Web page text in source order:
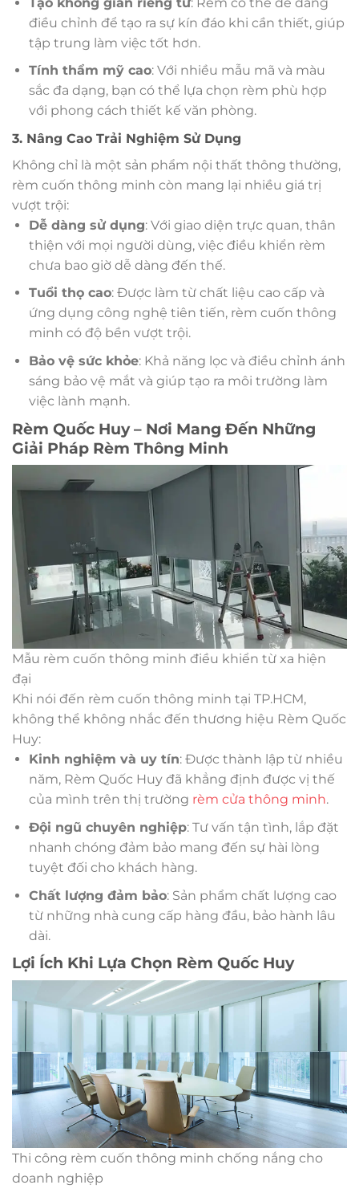
điều chỉnh để tạo ra sự kín đáo khi cần thiết, giúp
tập trung làm việc tốt hơn.
Tính thẩm mỹ cao: Với nhiều mẫu mã và màu
sắc đa dạng, bạn có thể lựa chọn rèm phù hợp
với phong cách thiết kế văn phòng.
3. Nâng Cao Trải Nghiệm Sử Dụng
Không chỉ là một sản phẩm nội thất thông thường,
rèm cuốn thông minh còn mang lại nhiều giá trị
vượt trội:
Dễ dàng sử dụng: Với giao diện trực quan, thân
thiện với mọi người dùng, việc điều khiển rèm
chưa bao giờ dễ dàng đến thế.
Tuổi thọ cao: Được làm từ chất liệu cao cấp và
ứng dụng công nghệ tiên tiến, rèm cuốn thông
minh có độ bền vượt trội.
Bảo vệ sức khỏe: Khả năng lọc và điều chỉnh ánh
sáng bảo vệ mắt và giúp tạo ra môi trường làm
việc lành mạnh.
Rèm Quốc Huy – Nơi Mang Đến Những
Giải Pháp Rèm Thông Minh
Mẫu rèm cuốn thông minh điều khiển từ xa hiện
đại
Khi nói đến rèm cuốn thông minh tại TP.HCM,
không thể không nhắc đến thương hiệu Rèm Quốc
Huy:
Kinh nghiệm và uy tín: Được thành lập từ nhiều
năm, Rèm Quốc Huy đã khẳng định được vị thế
của mình trên thị trường rèm cửa thông minh.
Đội ngũ chuyên nghiệp: Tư vấn tận tình, lắp đặt
nhanh chóng đảm bảo mang đến sự hài lòng
tuyệt đối cho khách hàng.
Chất lượng đảm bảo: Sản phẩm chất lượng cao
từ những nhà cung cấp hàng đầu, bảo hành lâu
dài.
Lợi Ích Khi Lựa Chọn Rèm Quốc Huy
Thi công rèm cuốn thông minh chống nắng cho
doanh nghiệp